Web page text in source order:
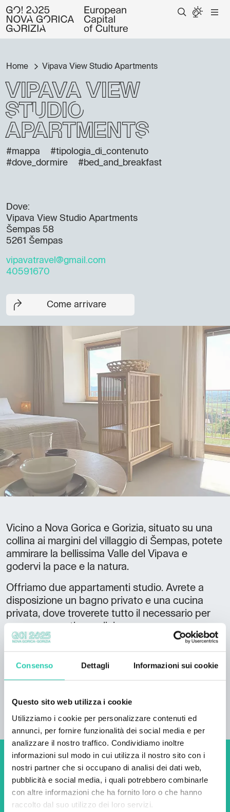
Consenso Dettagli Informazioni sui cookie
Questo sito web utilizza i cookie
Utilizziamo i cookie per personalizzare contenuti ed
annunci, per fornire funzionalità dei social media e per
analizzare il nostro traffico. Condividiamo inoltre
informazioni sul modo in cui utilizza il nostro sito con i
nostri partner che si occupano di analisi dei dati web,
pubblicità e social media, i quali potrebbero combinarle
con altre informazioni che ha fornito loro o che hanno
raccolto dal suo utilizzo dei loro servizi.
Home Vipava View Studio Apartments
Vipava View
Studio
Apartments
#mappa
#tipologia_di_contenuto
#dove_dormire
#bed_and_breakfast
Dove:
Vipava View Studio Apartments
Šempas 58
5261 Šempas
vipavatravel@gmail.com
40591670
Come arrivare
Vicino a Nova Gorica e Gorizia, situato su una
collina ai margini del villaggio di Šempas, potete
ammirare la bellissima Valle del Vipava e
godervi la pace e la natura.
Offriamo due appartamenti studio. Avrete a
disposizione un bagno privato e una cucina
privata, dove troverete tutto il necessario per
preparare pasti semplici.
terrazza o balcone privati. I nostri monolocali
distano 10 km da Nova Gorica e in paese
raggiungibile a piedi (750 m).
Non perderti i prossimi
eventi! Iscriviti alla
newsletter di GO! 2025 per